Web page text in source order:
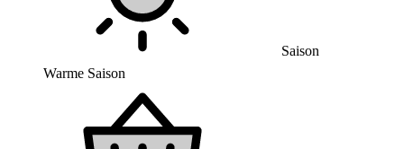
Saison
Warme Saison